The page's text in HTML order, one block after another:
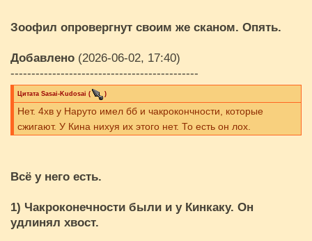
Зоофил опровергнут своим же сканом. Опять.
Добавлено (2026-06-02, 17:40)
---------------------------------------------
Цитата Sasai-Kudosai ( )
Нет. 4хв у Наруто имел бб и чакрокончности, которые
сжигают. У Кина нихуя их этого нет. То есть он лох.
Всё у него есть.
1) Чакроконечности были и у Кинкаку. Он
удлинял хвост.